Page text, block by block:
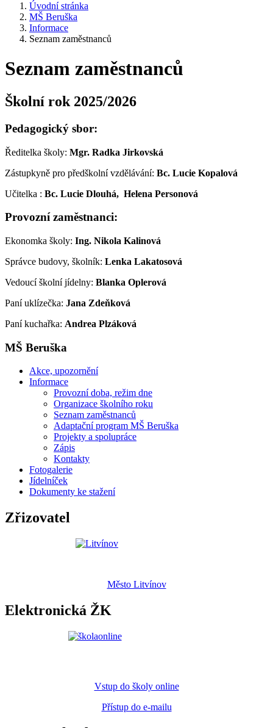
Úvodní stránka
MŠ Beruška
Informace
Seznam zaměstnanců
Seznam zaměstnanců
Školní rok 2025/2026
Pedagogický sbor:
Ředitelka školy: Mgr. Radka Jirkovská
Zástupkyně pro předškolní vzdělávání: Bc. Lucie Kopalová
Učitelka : Bc. Lucie Dlouhá, Helena Personová
Provozní zaměstnanci:
Ekonomka školy: Ing. Nikola Kalinová
Správce budovy, školník: Lenka Lakatosová
Vedoucí školní jídelny: Blanka Oplerová
Paní uklízečka: Jana Zdeňková
Paní kuchařka: Andrea Plzáková
MŠ Beruška
Akce, upozornění
Informace
Provozní doba, režim dne
Organizace školního roku
Seznam zaměstnanců
Adaptační program MŠ Beruška
Projekty a spolupráce
Zápis
Kontakty
Fotogalerie
Jídelníček
Dokumenty ke stažení
Zřizovatel
Město Litvínov
Elektronická ŽK
Vstup do školy online
Přístup do e-mailu